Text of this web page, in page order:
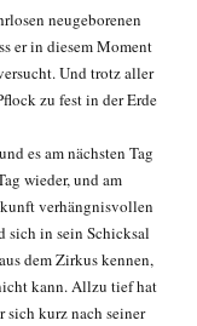
neugeborenen
er in diesem Moment
Und trotz aller
zu fest in der Erde
es am nächsten Tag
wieder, und am
verhängnisvollen
sich in sein Schicksal
dem Zirkus kennen,
kann. Allzu tief hat
sich kurz nach seiner